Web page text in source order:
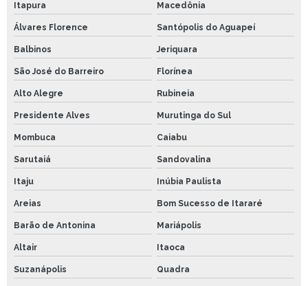
Itapura Macedônia
Álvares Florence Santópolis do Aguapeí
Balbinos Jeriquara
São José do Barreiro Florínea
Alto Alegre Rubineia
Presidente Alves Murutinga do Sul
Mombuca Caiabu
Sarutaiá Sandovalina
Itaju Inúbia Paulista
Areias Bom Sucesso de Itararé
Barão de Antonina Mariápolis
Altair Itaoca
Suzanápolis Quadra